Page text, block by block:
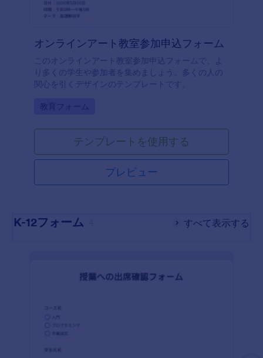
オンラインアート教室参加申込フォーム
このオンラインアート教室参加申込フォームで、よ
り多くの学生や参加者を集めましょう。多くの人の
関心を引くデザインのテンプレートです。
Go to Category:
教育フォーム
テンプレートを使用する
プレビュー
K-12フォーム すべて表示する